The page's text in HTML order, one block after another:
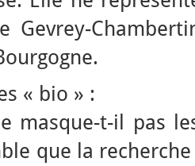
Gevrey-
« bio » :
masque-t-il pas
que la